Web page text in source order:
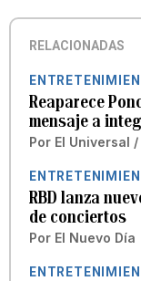
RELACIONADAS
Reaparece
mensaje a
Por El Universal /
RBD lanza
de conciertos
Por El Nuevo Día